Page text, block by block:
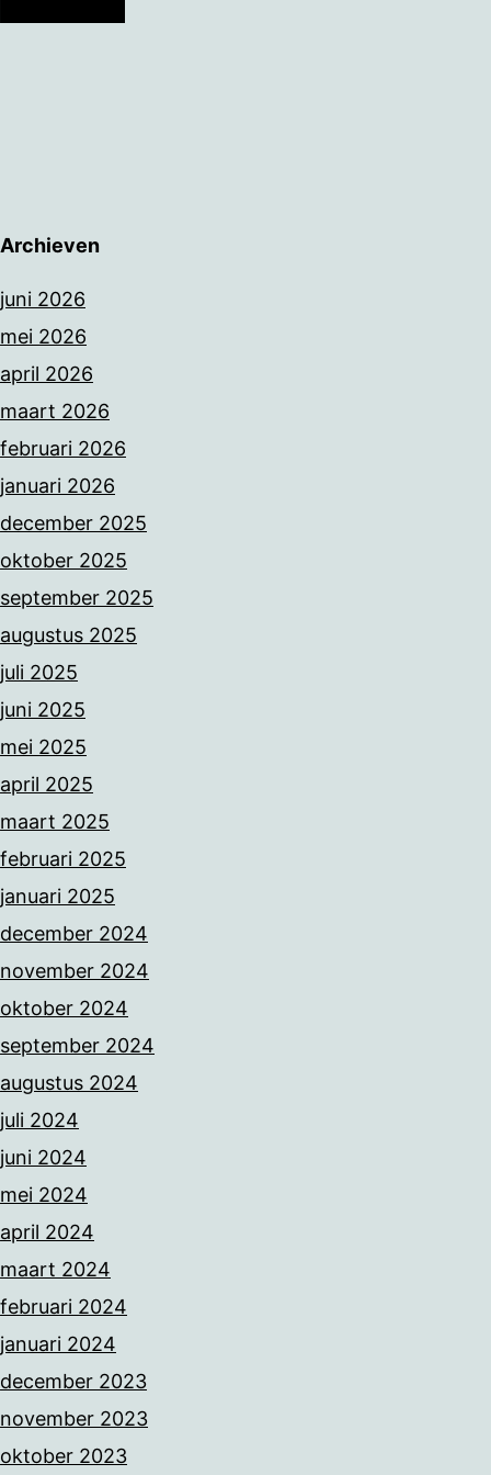
Archieven
juni 2026
mei 2026
april 2026
maart 2026
februari 2026
januari 2026
december 2025
oktober 2025
september 2025
augustus 2025
juli 2025
juni 2025
mei 2025
april 2025
maart 2025
februari 2025
januari 2025
december 2024
november 2024
oktober 2024
september 2024
augustus 2024
juli 2024
juni 2024
mei 2024
april 2024
maart 2024
februari 2024
januari 2024
december 2023
november 2023
oktober 2023